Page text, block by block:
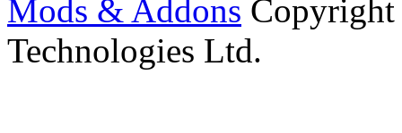
Mods & Addons
Technologies Ltd.